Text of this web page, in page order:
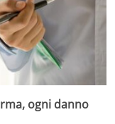
ogni danno